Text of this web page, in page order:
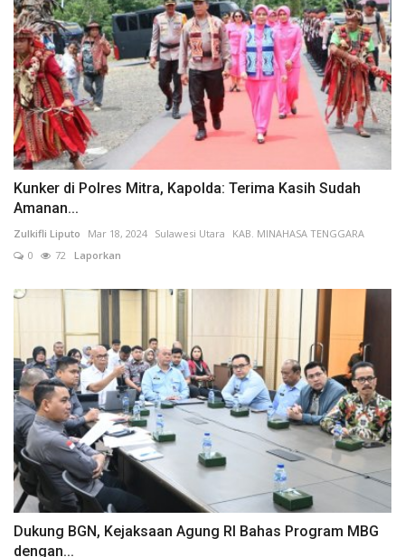
Kunker di Polres Mitra, Kapolda: Terima Kasih Sudah
Amanan...
Zulkifli Liputo Mar 18, 2024 Sulawesi Utara
KAB. MINAHASA TENGGARA
0
72 Laporkan
Dukung BGN, Kejaksaan Agung RI Bahas Program MBG
dengan...